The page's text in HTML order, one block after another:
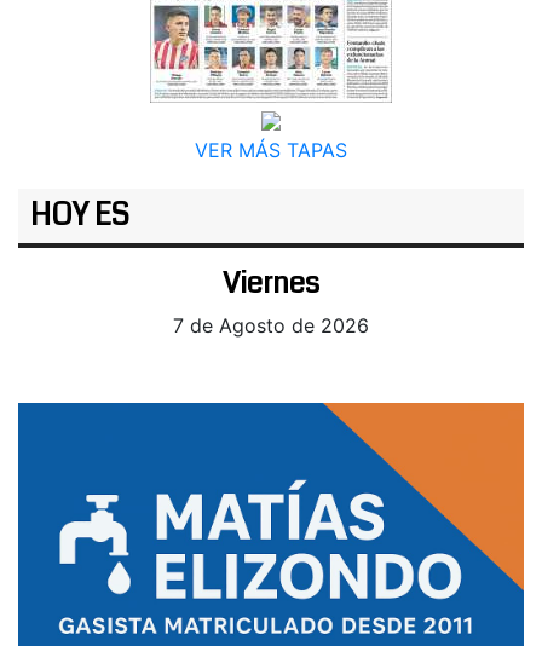
VER MÁS TAPAS
HOY ES
Viernes
7 de Agosto de 2026